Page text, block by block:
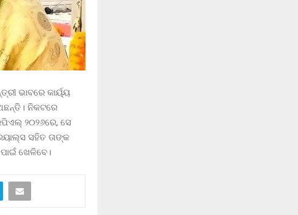
ଭାବରେ କାର୍ୟ୍ୟ
ନିକଟରେ
୨୦୨୬ରେ, ସେ
ସହିତ ତାଙ୍କ
ଖେଳିବେ।